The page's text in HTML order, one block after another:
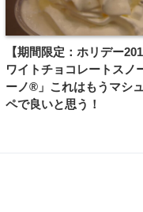
【期間限定：ホリデー
ワイトチョコレートスノ
ーノ®」これはもうマシ
ペで良いと思う！